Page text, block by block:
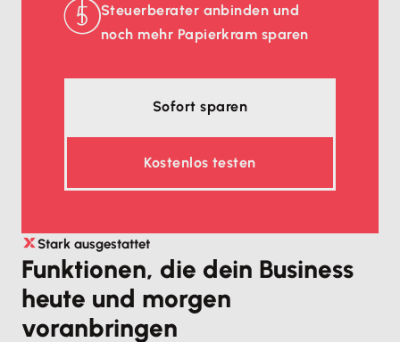
Steuerberater anbinden und
noch mehr Papierkram sparen
Sofort sparen
Kostenlos testen
Stark ausgestattet
Funktionen, die dein Business
heute und morgen
voranbringen